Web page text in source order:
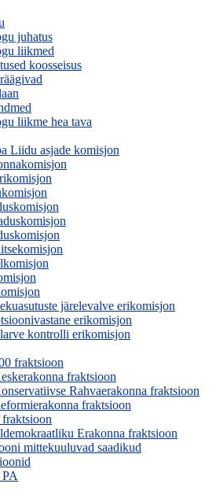
juhatus
liikmed
koosseisus
liikme hea tava
Liidu asjade komisjon
järelevalve erikomisjon
erikomisjon
kontrolli erikomisjon
fraktsioon
fraktsioon
Rahvaerakonna fraktsioon
fraktsioon
fraktsioon
Erakonna fraktsioon
mittekuuluvad saadikud